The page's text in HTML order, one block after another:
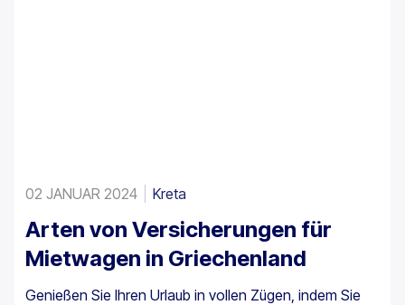
02 JANUAR 2024 Kreta
Arten von Versicherungen für
Mietwagen in Griechenland
Genießen Sie Ihren Urlaub in vollen Zügen, indem Sie